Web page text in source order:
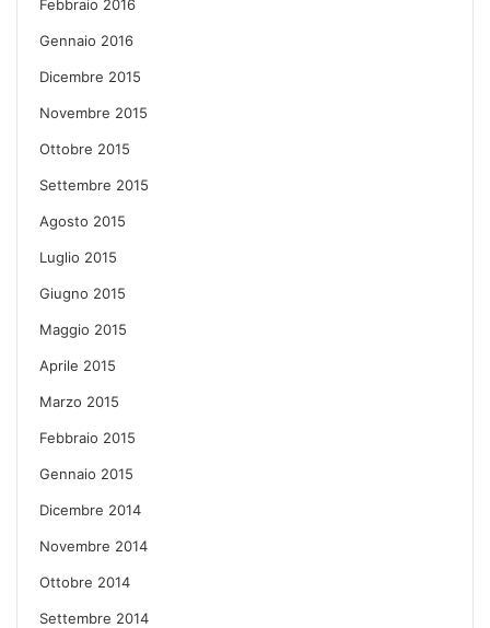
Febbraio 2016
Gennaio 2016
Dicembre 2015
Novembre 2015
Ottobre 2015
Settembre 2015
Agosto 2015
Luglio 2015
Giugno 2015
Maggio 2015
Aprile 2015
Marzo 2015
Febbraio 2015
Gennaio 2015
Dicembre 2014
Novembre 2014
Ottobre 2014
Settembre 2014